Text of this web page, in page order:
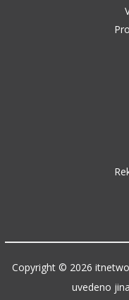
Copyright © 2026
uvedeno